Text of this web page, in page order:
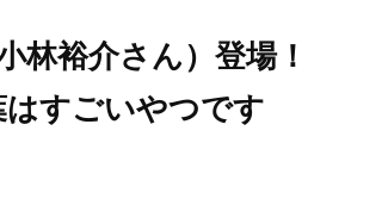
林裕介さん）登場！
はすごいやつです